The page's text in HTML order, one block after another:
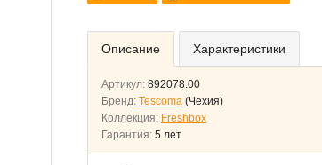
Описание Характеристики
Артикул: 892078.00
Бренд: Tescoma (Чехия)
Коллекция: Freshbox
Гарантия: 5 лет